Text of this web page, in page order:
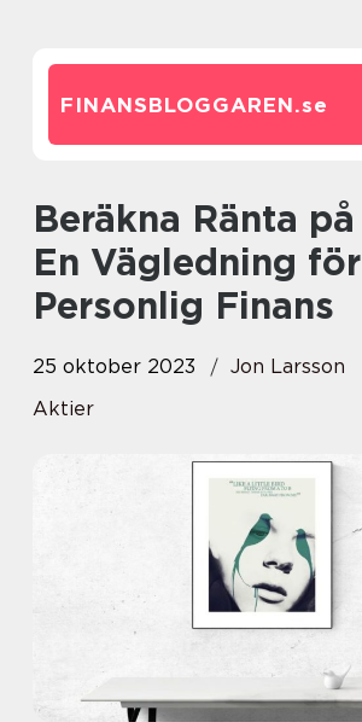
FINANSBLOGGAREN.se
Beräkna Ränta på Ränta:
En Vägledning för
Personlig Finans
25 oktober 2023
Jon Larsson
Aktier